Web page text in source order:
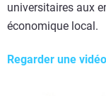
universitaires aux
économique local.
Regarder une vidéo